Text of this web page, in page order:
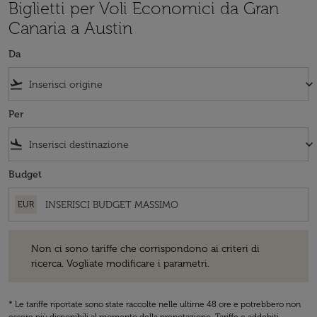
Biglietti per Voli Economici da Gran
Canaria a Austin
Da
flight_takeoff keyboard_arrow_down
Per
flight_land keyboard_arrow_down
Budget
EUR
Non ci sono tariffe che corrispondono ai criteri di
ricerca. Vogliate modificare i parametri.
* Le tariffe riportate sono state raccolte nelle ultime 48 ore e potrebbero non